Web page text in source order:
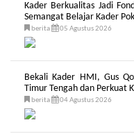
Kader Berkualitas Jadi
Semangat Belajar Kader
berita 05 Agustus 2026
Bekali Kader HMI, Gus
Timur Tengah dan Perkuat
berita 04 Agustus 2026